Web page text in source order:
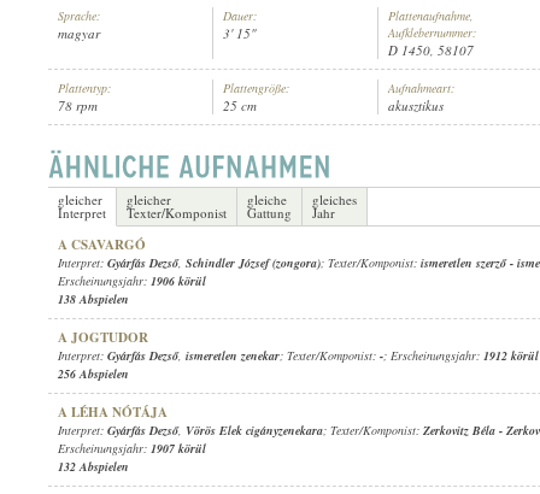
Sprache:
magyar
Dauer:
3' 15"
Plattenaufnahme,
Aufklebernummer:
D 1450, 58107
Plattentyp:
78 rpm
Plattengröße:
25 cm
Aufnahmeart:
akusztikus
gleicher
Interpret
gleicher
Texter/Komponist
gleiche
Gattung
gleiches
Jahr
A CSAVARGÓ
Interpret: Gyárfás Dezső, Schindler József (zongora); Texter/Komponist: ismeretlen szerző-
Erscheinungsjahr: 1906 körül
138 Abspielen
A JOGTUDOR
Interpret: Gyárfás Dezső, ismeretlen zenekar; Texter/Komponist: -; Erscheinungsjahr: 1912 körül
256 Abspielen
A LÉHA NÓTÁJA
Interpret: Gyárfás Dezső, Vörös Elek cigányzenekara; Texter/Komponist: Zerkovitz Béla -
Erscheinungsjahr: 1907 körül
132 Abspielen